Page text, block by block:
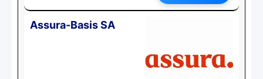
Assura-Basis SA